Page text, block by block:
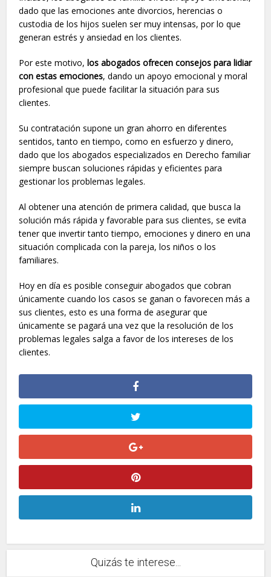
dado que las emociones ante divorcios, herencias o
custodia de los hijos suelen ser muy intensas, por lo que
generan estrés y ansiedad en los clientes.
Por este motivo,los abogados ofrecen consejos para lidiar
con estas emociones, dando un apoyo emocional y moral
profesional que puede facilitar la situación para sus
clientes.
Su contratación supone un gran ahorro en diferentes
sentidos, tanto en tiempo, como en esfuerzo y dinero,
dado que los abogados especializados en Derecho familiar
siempre buscan soluciones rápidas y eficientes para
gestionar los problemas legales.
Al obtener una atención de primera calidad, que busca la
solución más rápida y favorable para sus clientes, se evita
tener que invertir tanto tiempo, emociones y dinero en una
situación complicada con la pareja, los niños o los
familiares.
Hoy en día es posible conseguir abogados que cobran
únicamente cuando los casos se ganan o favorecen más a
sus clientes, esto es una forma de asegurar que
únicamente se pagará una vez que la resolución de los
problemas legales salga a favor de los intereses de los
clientes.
Quizás te interese...